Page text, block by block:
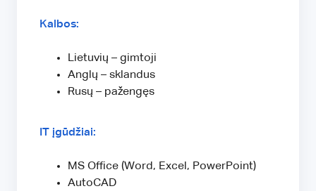
Kalbos:
Lietuvių – gimtoji
Anglų – sklandus
Rusų – pažengęs
IT įgūdžiai:
MS Office (Word, Excel, PowerPoint)
AutoCAD